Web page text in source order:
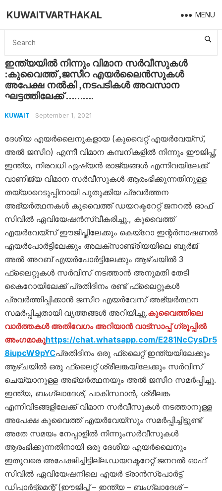
KUWAITVARTHAKAL MENU
Home Kuwait
ഇന്ത്യയിൽ നിന്നും വിമാന സർവീസുകൾ
:കുവൈത്ത് ,ജസീറ എയർലൈൻസുകൾ
അപേക്ഷ നൽകി ,നടപടികൾ അവസാന
ഘട്ടത്തിലേക്ക് ……….
KUWAIT September 1, 2021
ദേശീയ എയർലൈനുകളായ (കുവൈറ്റ് എയർവേയ്സ്,
അൽ ജസീറ) എന്നീ വിമാന കമ്പനികളിൽ നിന്നും ഈജിപ്ത്,
ഇന്ത്യ, നിരവധി ഏഷ്യൻ രാജ്യങ്ങൾ എന്നിവയിലേക്ക്
വാണിജ്യ വിമാന സർവീസുകൾ ആരംഭിക്കുന്നതിനുള്ള
തയ്യാറെടുപ്പിനായി പുതുക്കിയ പ്രവർത്തന
അഭ്യർത്ഥനകൾ കുവൈത്ത് ഡയറക്ടറേറ്റ് ജനറൽ ഓഫ്
സിവിൽ ഏവിയേഷൻസ്വീകരിച്ചു., കുവൈത്ത്
എയർവേയ്സ് ഈജിപ്തിലേക്കും കെയ്‌റോ ഇന്റർനാഷണൽ
എയർപോർട്ടിലേക്കും അലക്‌സാണ്ട്രിയയിലെ ബുർജ്
അൽ അറബ് എയർപോർട്ടിലേക്കും ആഴ്ചയിൽ 3
ഫ്ലൈറ്റുകൾ സർവീസ് നടത്താൻ അനുമതി തേടി
കൈറോയിലേക്ക് പ്രതിദിനം രണ്ട് ഫ്ലൈറ്റുകൾ
പ്രവർത്തിപ്പിക്കാൻ ജസീറ എയർവേസ് അഭ്യർത്ഥന
സമർപ്പിച്ചതായി വൃത്തങ്ങൾ അറിയിച്ചു.കുവൈത്തിലെ
വാർത്തകൾ അതിവേഗം അറിയാൻ വാട്സാപ്പ് ഗ്രൂപ്പിൽ
അംഗമാകൂhttps://chat.whatsapp.com/E281NcCysDr5
8iupcW9pYCപ്രതിദിനം ഒരു ഫ്ലൈറ്റ് ഇന്ത്യയിലേക്കും
ആഴ്ചയിൽ ഒരു ഫ്ലൈറ്റ് ശ്രീലങ്കയിലേക്കും സർവീസ്
ചെയ്യാനുള്ള അഭ്യർത്ഥനയും അൽ ജസീറ സമർപ്പിച്ചു.
ഇന്ത്യ, ബംഗ്ലാദേശ്, പാകിസ്ഥാൻ, ശ്രീലങ്ക
എന്നിവിടങ്ങളിലേക്ക് വിമാന സർവീസുകൾ നടത്താനുള്ള
അപേക്ഷ കുവൈത്ത് എയർവേയ്‌സും സമർപ്പിച്ചിട്ടുണ്ട്
അതേ സമയം നേപ്പാളിൽ നിന്നുംസർവീസുകൾ
ആരംഭിക്കുന്നതിനായി ഒരു ദേശീയ എയർലൈനും
ഇതുവരെ അപേക്ഷിച്ചിട്ടില്ല.ഡയറക്ടറേറ്റ് ജനറൽ ഓഫ്
സിവിൽ ഏവിയേഷനിലെ എയർ ട്രാൻസ്പോർട്ട്
ഡിപ്പാർട്ട്മെന്റ് (ഈജിപ്ത് – ഇന്ത്യ – ബംഗ്ലാദേശ് –